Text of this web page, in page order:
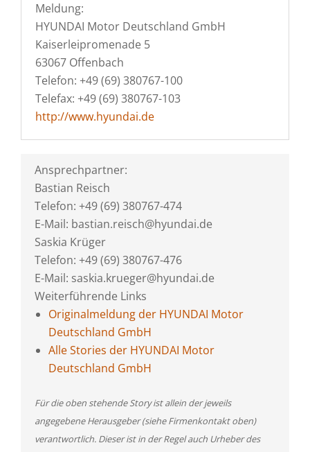
Meldung:
HYUNDAI Motor Deutschland GmbH
Kaiserleipromenade 5
63067 Offenbach
Telefon: +49 (69) 380767-100
Telefax: +49 (69) 380767-103
http://www.hyundai.de
Ansprechpartner:
Bastian Reisch
Telefon: +49 (69) 380767-474
E-Mail: bastian.reisch@hyundai.de
Saskia Krüger
Telefon: +49 (69) 380767-476
E-Mail: saskia.krueger@hyundai.de
Weiterführende Links
Originalmeldung der HYUNDAI Motor
Deutschland GmbH
Alle Stories der HYUNDAI Motor
Deutschland GmbH
Für die oben stehende Story ist allein der jeweils
angegebene Herausgeber (siehe Firmenkontakt oben)
verantwortlich. Dieser ist in der Regel auch Urheber des